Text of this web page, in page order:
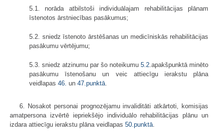
5.1. norāda atbilstoši individuālajam rehabilitācijas plānam
īstenotos ārstniecības pasākumus;
5.2. sniedz īstenoto ārstēšanas un medicīniskās rehabilitācijas
pasākumu vērtējumu;
5.3. sniedz atzinumu par šo noteikumu 5.2.apakšpunktā minēto
pasākumu īstenošanu un veic attiecīgu ierakstu plāna
veidlapas 46. un 47.punktā.
6. Nosakot personai prognozējamu invaliditāti atkārtoti, komisijas
amatpersona izvērtē iepriekšējo individuālo rehabilitācijas plānu un
izdara attiecīgu ierakstu plāna veidlapas 50.punktā.